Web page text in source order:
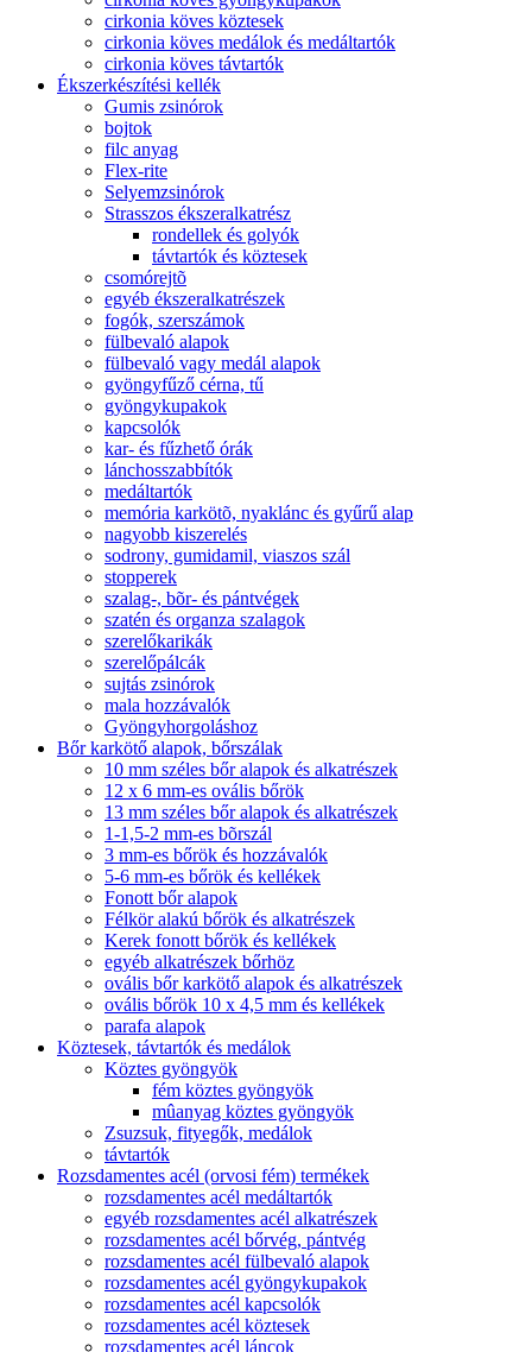
cirkonia köves köztesek
cirkonia köves medálok és medáltartók
cirkonia köves távtartók
Ékszerkészítési kellék
Gumis zsinórok
bojtok
filc anyag
Flex-rite
Selyemzsinórok
Strasszos ékszeralkatrész
rondellek és golyók
távtartók és köztesek
csomórejtõ
egyéb ékszeralkatrészek
fogók, szerszámok
fülbevaló alapok
fülbevaló vagy medál alapok
gyöngyfűző cérna, tű
gyöngykupakok
kapcsolók
kar- és fűzhető órák
lánchosszabbítók
medáltartók
memória karkötõ, nyaklánc és gyűrű alap
nagyobb kiszerelés
sodrony, gumidamil, viaszos szál
stopperek
szalag-, bõr- és pántvégek
szatén és organza szalagok
szerelőkarikák
szerelőpálcák
sujtás zsinórok
mala hozzávalók
Gyöngyhorgoláshoz
Bőr karkötő alapok, bőrszálak
10 mm széles bőr alapok és alkatrészek
12 x 6 mm-es ovális bőrök
13 mm széles bőr alapok és alkatrészek
1-1,5-2 mm-es bõrszál
3 mm-es bőrök és hozzávalók
5-6 mm-es bőrök és kellékek
Fonott bőr alapok
Félkör alakú bőrök és alkatrészek
Kerek fonott bőrök és kellékek
egyéb alkatrészek bőrhöz
ovális bőr karkötő alapok és alkatrészek
ovális bőrök 10 x 4,5 mm és kellékek
parafa alapok
Köztesek, távtartók és medálok
Köztes gyöngyök
fém köztes gyöngyök
mûanyag köztes gyöngyök
Zsuzsuk, fityegők, medálok
távtartók
Rozsdamentes acél (orvosi fém) termékek
rozsdamentes acél medáltartók
egyéb rozsdamentes acél alkatrészek
rozsdamentes acél bőrvég, pántvég
rozsdamentes acél fülbevaló alapok
rozsdamentes acél gyöngykupakok
rozsdamentes acél kapcsolók
rozsdamentes acél köztesek
rozsdamentes acél láncok